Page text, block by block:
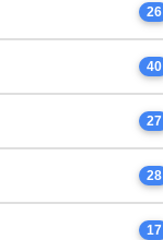
26
40
27
28
17